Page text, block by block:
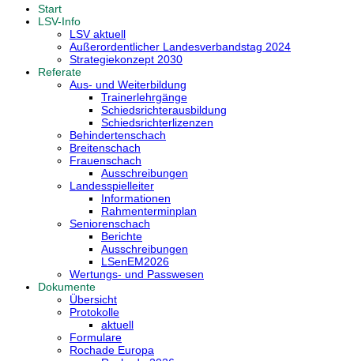
Start
LSV-Info
LSV aktuell
Außerordentlicher Landesverbandstag 2024
Strategiekonzept 2030
Referate
Aus- und Weiterbildung
Trainerlehrgänge
Schiedsrichterausbildung
Schiedsrichterlizenzen
Behindertenschach
Breitenschach
Frauenschach
Ausschreibungen
Landesspielleiter
Informationen
Rahmenterminplan
Seniorenschach
Berichte
Ausschreibungen
LSenEM2026
Wertungs- und Passwesen
Dokumente
Übersicht
Protokolle
aktuell
Formulare
Rochade Europa